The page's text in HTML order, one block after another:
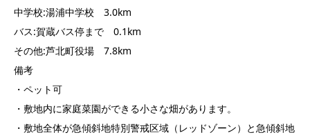
中学校:湯浦中学校 3.0km
バス:賀蔵バス停まで 0.1km
その他:芦北町役場 7.8km
備考
・ペット可
・敷地内に家庭菜園ができる小さな畑があります。
・敷地全体が急傾斜地特別警戒区域（レッドゾーン）と急傾斜地